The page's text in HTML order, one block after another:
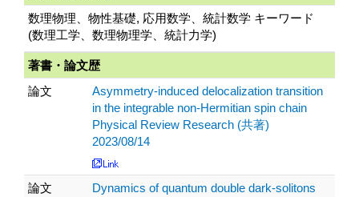
数理物理、物性基礎, 応用数学、統計数学 キーワード
(数理工学、数理物理学、統計力学)
著書・論文歴
論文
Asymmetry-induced delocalization transition
in the integrable non-Hermitian spin chain
Physical Review Research (共著)
2023/08/14
論文
Dynamics of quantum double dark-solitons